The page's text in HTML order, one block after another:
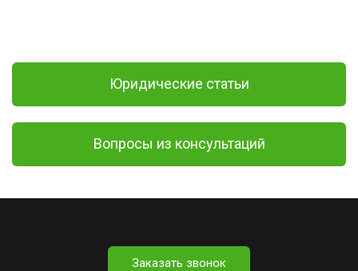
Юридические статьи
Вопросы из консультаций
Заказать звонок